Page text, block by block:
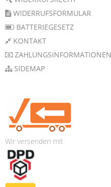
WIDERRUFSFORMULAR
BATTERIEGESETZ
KONTAKT
ZAHLUNGSINFORMATIONEN
SIDEMAP
Wir versenden mit